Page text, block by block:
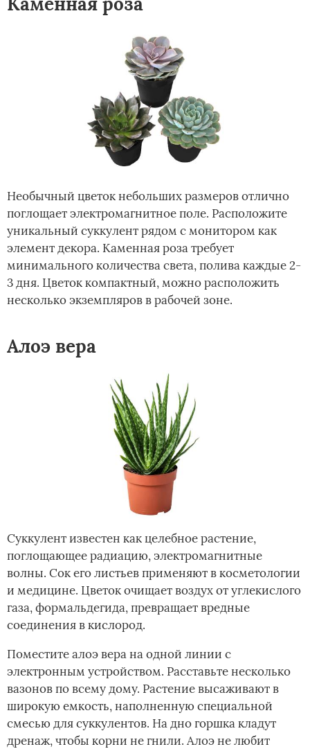
Необычный цветок небольших размеров отлично
поглощает электромагнитное поле. Расположите
уникальный суккулент рядом с монитором как
элемент декора. Каменная роза требует
минимального количества света, полива каждые 2-
3 дня. Цветок компактный, можно расположить
несколько экземпляров в рабочей зоне.
Алоэ вера
Суккулент известен как целебное растение,
поглощающее радиацию, электромагнитные
волны. Сок его листьев применяют в косметологии
и медицине. Цветок очищает воздух от углекислого
газа, формальдегида, превращает вредные
соединения в кислород.
Поместите алоэ вера на одной линии с
электронным устройством. Расставьте несколько
вазонов по всему дому. Растение высаживают в
широкую емкость, наполненную специальной
смесью для суккулентов. На дно горшка кладут
дренаж, чтобы корни не гнили. Алоэ не любит